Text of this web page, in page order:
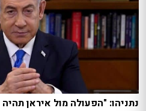
נתניהו: "הפעולה מול איראן